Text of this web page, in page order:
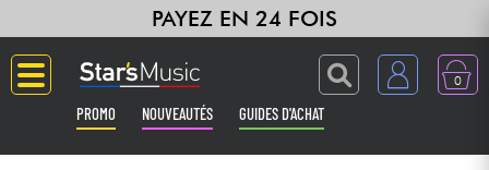
PAYEZ EN 24 FOIS
0
PROMO NOUVEAUTÉS GUIDES D'ACHAT